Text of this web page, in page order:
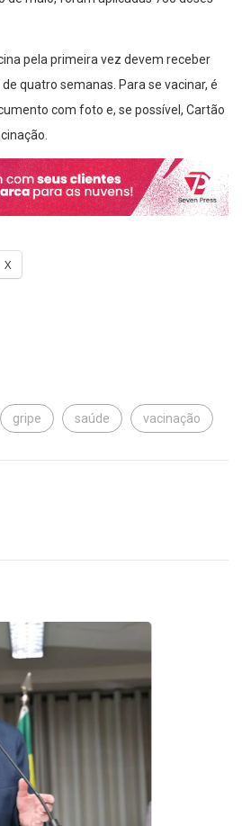
pela primeira vez devem receber
quatro semanas. Para se vacinar, é
com foto e, se possível, Cartão
X
gripe saúde vacinação